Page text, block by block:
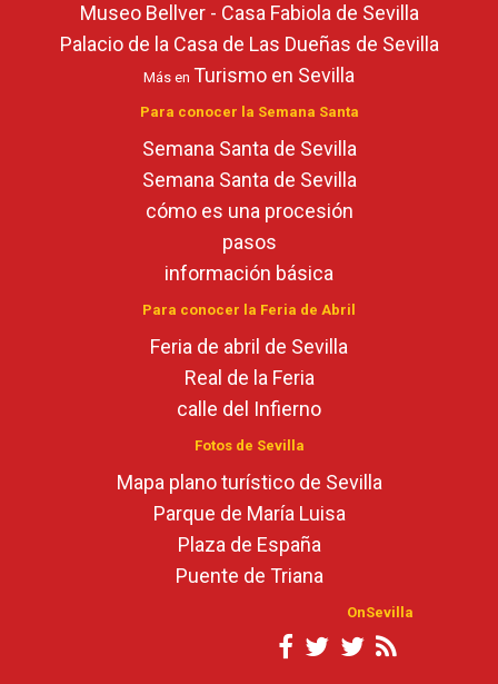
Museo Bellver - Casa Fabiola de Sevilla
Palacio de la Casa de Las Dueñas de Sevilla
Más en Turismo en Sevilla
Para conocer la Semana Santa
Semana Santa de Sevilla
Semana Santa de Sevilla
cómo es una procesión
pasos
información básica
Para conocer la Feria de Abril
Feria de abril de Sevilla
Real de la Feria
calle del Infierno
Fotos de Sevilla
Mapa plano turístico de Sevilla
Parque de María Luisa
Plaza de España
Puente de Triana
OnSevilla